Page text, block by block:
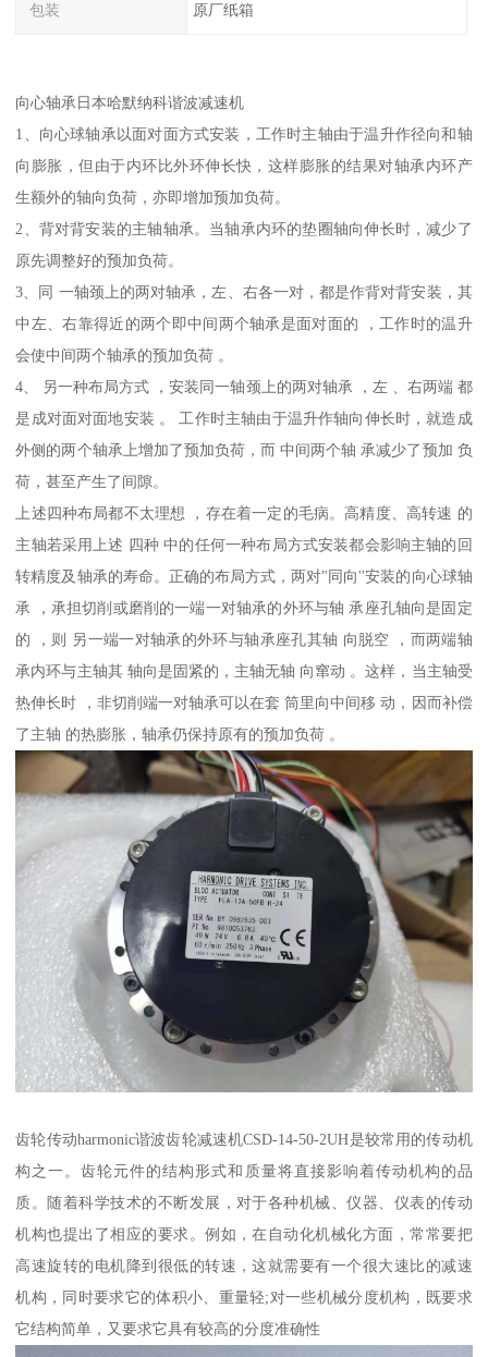
包装 原厂纸箱
向心轴承日本哈默纳科谐波减速机
1、向心球轴承以面对面方式安装，工作时主轴由于温升作径向和轴
向膨胀，但由于内环比外环伸长快，这样膨胀的结果对轴承内环产
生额外的轴向负荷，亦即增加预加负荷。
2、背对背安装的主轴轴承。当轴承内环的垫圈轴向伸长时，减少了
原先调整好的预加负荷。
3、同 一轴颈上的两对轴承，左、右各一对，都是作背对背安装，其
中左、右靠得近的两个即中间两个轴承是面对面的 ，工作时的温升
会使中间两个轴承的预加负荷 。
4、 另一种布局方式 ，安装同一轴颈上的两对轴承 ，左 、右两端 都
是成对面对面地安装 。 工作时主轴由于温升作轴向伸长时，就造成
外侧的两个轴承上增加了预加负荷，而 中间两个轴 承减少了预加 负
荷，甚至产生了间隙。
上述四种布局都不太理想 ，存在着一定的毛病。高精度、高转速 的
主轴若采用上述 四种 中的任何一种布局方式安装都会影响主轴的回
转精度及轴承的寿命。正确的布局方式，两对"同向''安装的向心球轴
承 ，承担切削或磨削的一端一对轴承的外环与轴 承座孔轴向是固定
的 ，则 另一端一对轴承的外环与轴承座孔其轴 向脱空 ，而两端轴
承内环与主轴其 轴向是固紧的，主轴无轴 向窜动 。这样，当主轴受
热伸长时 ，非切削端一对轴承可以在套 筒里向中间移 动，因而补偿
了主轴 的热膨胀，轴承仍保持原有的预加负荷 。
齿轮传动harmonic谐波齿轮减速机CSD-14-50-2UH是较常用的传动机
构之一。齿轮元件的结构形式和质量将直接影响着传动机构的品
质。随着科学技术的不断发展，对于各种机械、仪器、仪表的传动
机构也提出了相应的要求。例如，在自动化机械化方面，常常要把
高速旋转的电机降到很低的转速，这就需要有一个很大速比的减速
机构，同时要求它的体积小、重量轻;对一些机械分度机构，既要求
它结构简单，又要求它具有较高的分度准确性